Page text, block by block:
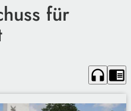
für
headphones chrome_reader_mode